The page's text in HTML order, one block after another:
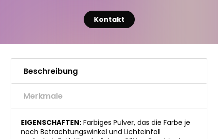
Kontakt
Beschreibung
Merkmale
EIGENSCHAFTEN: Farbiges Pulver, das die Farbe je
nach Betrachtungswinkel und Lichteinfall